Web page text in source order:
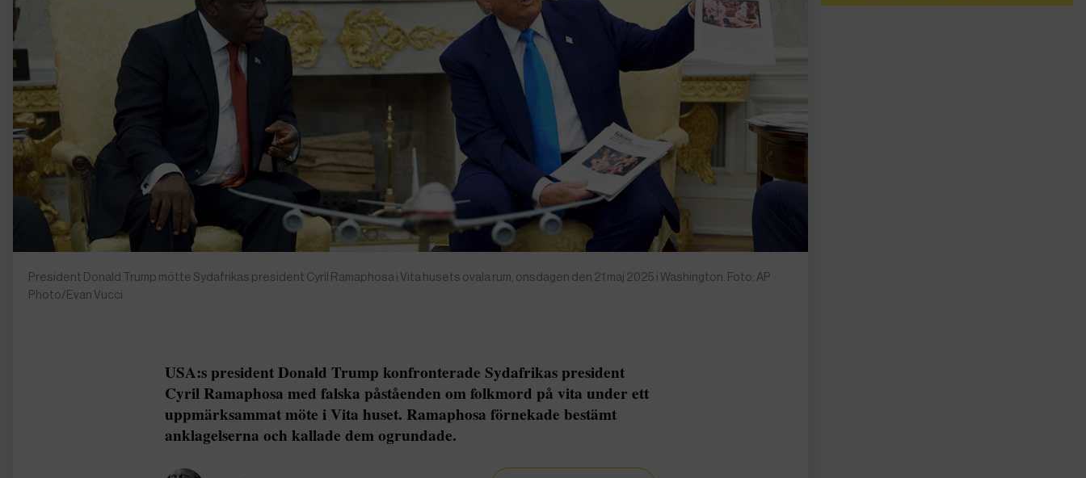
President Donald Trump mötte Sydafrikas president Cyril Ramaphosa i Vita husets ovala rum, onsdagen den 21 maj 2025 i Washington. Foto: AP
Photo/Evan Vucci
USA:s president Donald Trump konfronterade Sydafrikas president
Cyril Ramaphosa med falska påståenden om folkmord på vita under ett
uppmärksammat möte i Vita huset. Ramaphosa förnekade bestämt
anklagelserna och kallade dem ogrundade.